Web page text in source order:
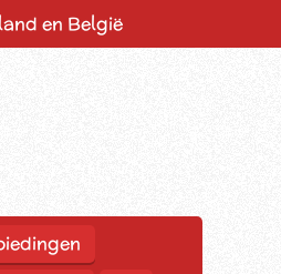
en België